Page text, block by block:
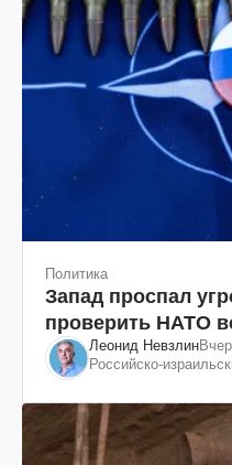
Политика
Запад проспал
проверить НАТО
Леонид Невзлин
Российско-
"ЮКОСа"